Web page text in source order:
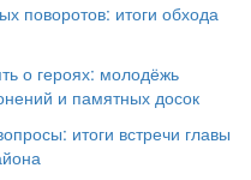
поворотов: итоги обхода
о героях: молодёжь
и памятных досок
итоги встречи главы